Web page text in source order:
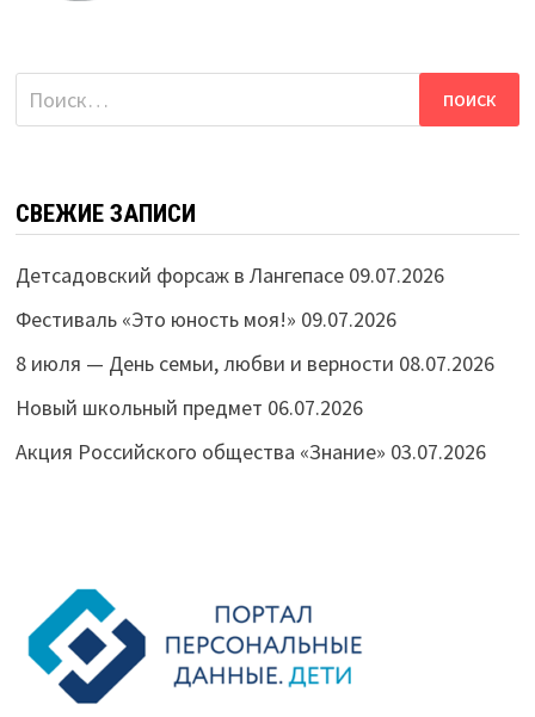
Найти:
СВЕЖИЕ ЗАПИСИ
Детсадовский форсаж в Лангепасе 09.07.2026
Фестиваль «Это юность моя!» 09.07.2026
8 июля — День семьи, любви и верности 08.07.2026
Новый школьный предмет 06.07.2026
Акция Российского общества «Знание» 03.07.2026